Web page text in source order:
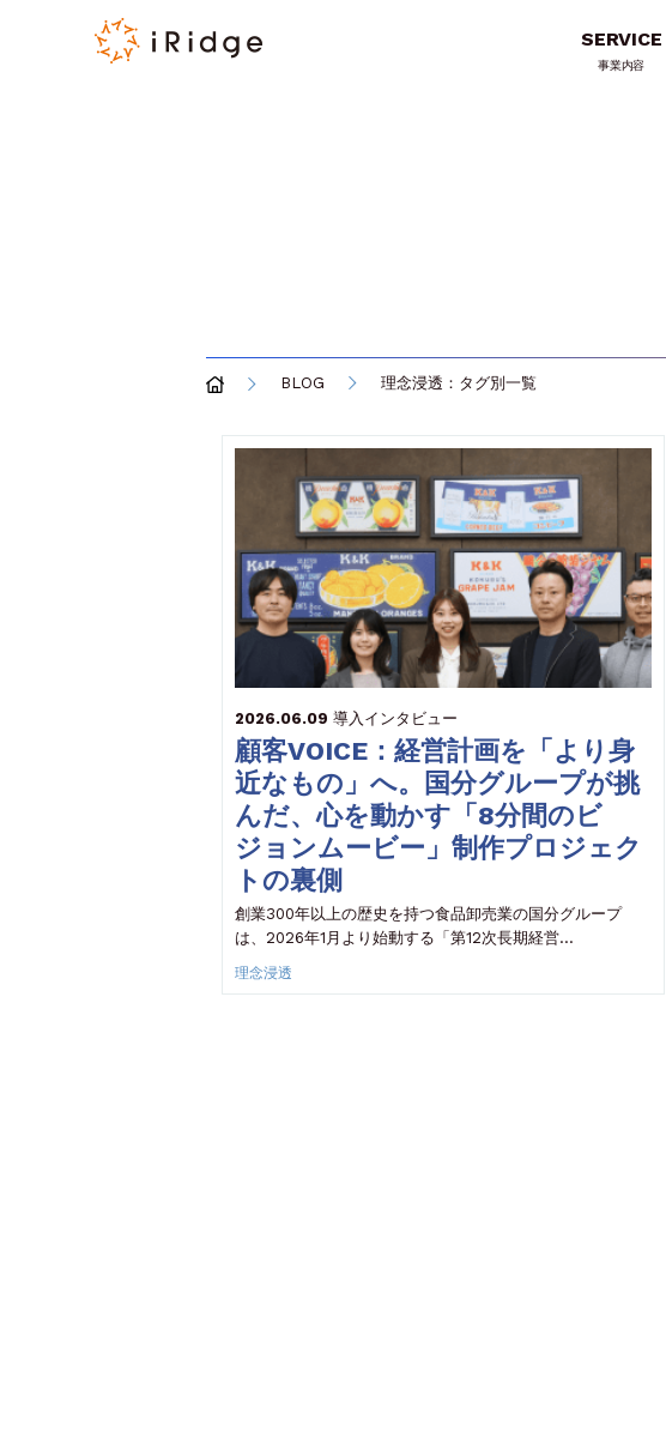
SERVICE
事業内容
BLOG 理念浸透：タグ別一覧
2026.06.09 導入インタビュー
顧客VOICE：経営計画を「より身
近なもの」へ。国分グループが挑
んだ、心を動かす「8分間のビ
ジョンムービー」制作プロジェク
トの裏側
創業300年以上の歴史を持つ食品卸売業の国分グループ
は、2026年1月より始動する「第12次長期経営…
理念浸透